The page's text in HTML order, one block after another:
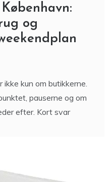
og
ikke kun om butikkerne.
pauserne og om
efter. Kort svar